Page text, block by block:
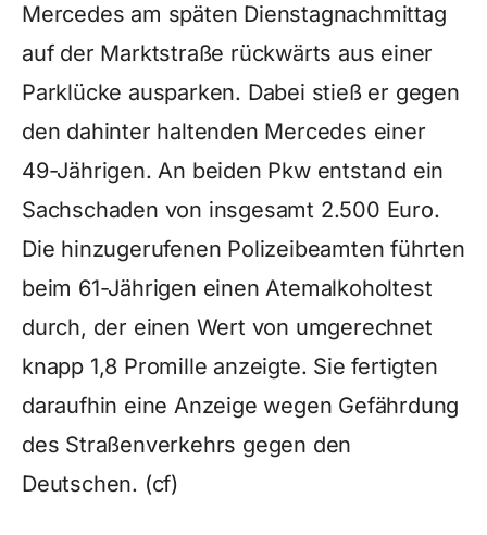
Mercedes am späten Dienstagnachmittag
auf der Marktstraße rückwärts aus einer
Parklücke ausparken. Dabei stieß er gegen
den dahinter haltenden Mercedes einer
49-Jährigen. An beiden Pkw entstand ein
Sachschaden von insgesamt 2.500 Euro.
Die hinzugerufenen Polizeibeamten führten
beim 61-Jährigen einen Atemalkoholtest
durch, der einen Wert von umgerechnet
knapp 1,8 Promille anzeigte. Sie fertigten
daraufhin eine Anzeige wegen Gefährdung
des Straßenverkehrs gegen den
Deutschen. (cf)